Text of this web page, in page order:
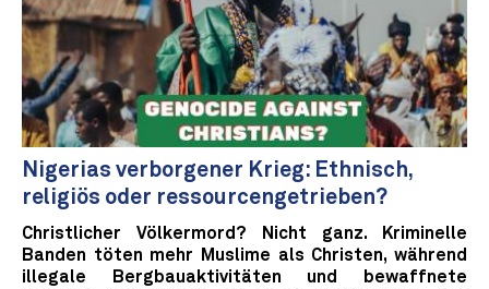
Nigerias verborgener Krieg: Ethnisch,
religiös oder ressourcengetrieben?
Christlicher Völkermord? Nicht ganz. Kriminelle
Banden töten mehr Muslime als Christen, während
illegale Bergbauaktivitäten und bewaffnete